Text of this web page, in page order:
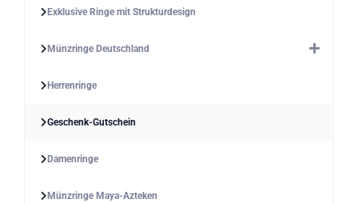
Exklusive Ringe mit Strukturdesign
Münzringe Deutschland
Herrenringe
Geschenk-Gutschein
Damenringe
Münzringe Maya-Azteken